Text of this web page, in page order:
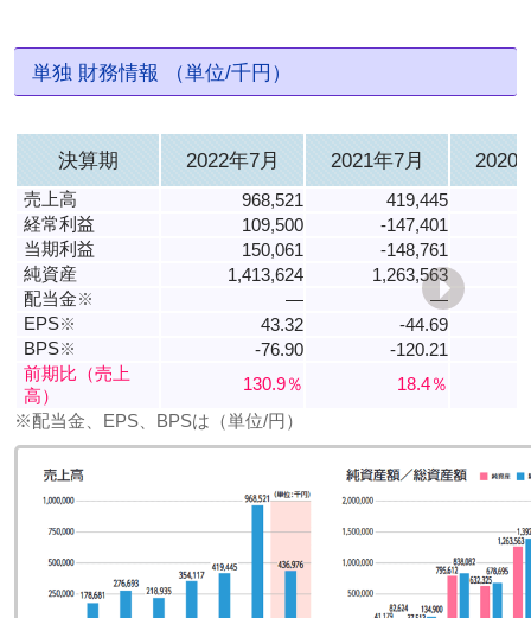
単独 財務情報 （単位/千円）
決算期 2022年7月 2021年7月 2020
売上高 968,521
419,445
経常利益
109,500 -147,401
当期利益
150,061 -148,761
純資産
1,413,624
1,263,563
配当金※ ―
―
EPS※ 43.32
-44.69
BPS※ -76.90
-120.21
前期比（売上
高）
130.9％
18.4％
※配当金、EPS、BPSは（単位/円）